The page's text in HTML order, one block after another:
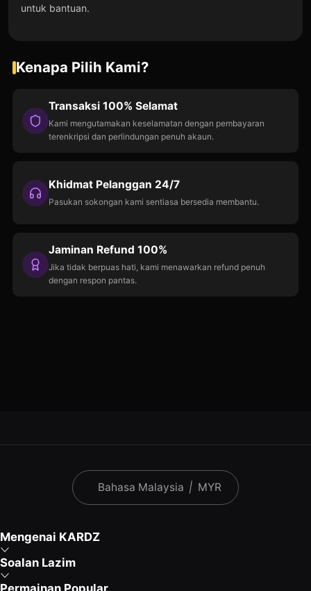
untuk bantuan.
Kenapa Pilih Kami?
Transaksi 100% Selamat
Kami mengutamakan keselamatan dengan pembayaran
terenkripsi dan perlindungan penuh akaun.
Khidmat Pelanggan 24/7
Pasukan sokongan kami sentiasa bersedia membantu.
Jaminan Refund 100%
Jika tidak berpuas hati, kami menawarkan refund penuh
dengan respon pantas.
Bahasa Malaysia | MYR
Mengenai KARDZ
Soalan Lazim
Permainan Popular